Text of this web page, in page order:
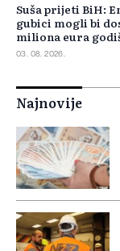
Suša prijeti BiH:
gubici mogli bi
miliona eura
03. 08. 2026.
Najnovije